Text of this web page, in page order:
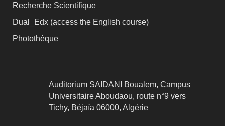
Recherche Scientifique
Dual_Edx (access the English course)
Photothèque
Auditorium SAIDANI Boualem, Campus
Universitaire Aboudaou, route n°9 vers
Tichy, Béjaïa 06000, Algérie